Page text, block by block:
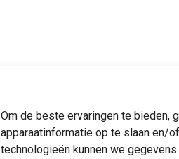
Om de beste ervaringen te bieden,
apparaatinformatie op te slaan en/
technologieën kunnen we